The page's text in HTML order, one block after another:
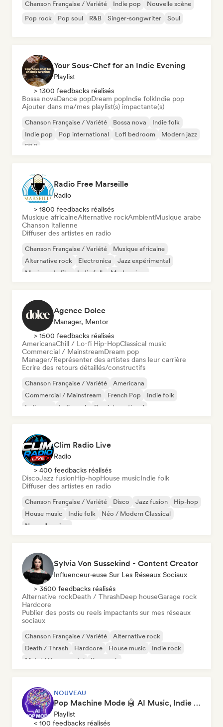
Chanson Française / Variété Indie pop
Nouvelle scène
Pop rock
Pop soul R&B Singer-songwriter Soul
Your Sous-Chef for an Indie Evening
Playlist
> 1300 feedbacks réalisés
Bossa novaDance popDream popIndie folkIndie pop
Ajouter dans ma/mes playlist(s) impactante(s)
Chanson Française / Variété Bossa nova
Indie folk
Indie pop
Pop international Lofi bedroom
Modern jazz
R&B
Radio Free Marseille
Radio
> 1800 feedbacks réalisés
Musique africaineAlternative rockAmbientMusique arabe
Chanson italienne
Diffuser des artistes en radio
Chanson Française / Variété
Musique africaine
Alternative rock
Electronica
Jazz expérimental
Musique de film
Indie folk Modern jazz
Agence Dolce
Manager, Mentor
> 1500 feedbacks réalisés
AmericanaChill / Lo-fi Hip-HopClassical music
Commercial / MainstreamDream pop
Manager/Représenter des artistes dans leur carrière
Ecrire des retours détaillés/constructifs
Chanson Française / Variété
Americana
Commercial / Mainstream
French Pop
Indie folk
Indie pop
Indie rock Pop international
Clim Radio Live
Radio
> 400 feedbacks réalisés
DiscoJazz fusionHip-hopHouse musicIndie folk
Diffuser des artistes en radio
Chanson Française / Variété Disco Jazz fusion
Hip-hop
House music
Indie folk
Néo / Modern Classical
Nouvelle scène
Sylvia Von Sussekind - Content Creator
Influenceur·euse Sur Les Réseaux Sociaux
> 3600 feedbacks réalisés
Alternative rockDeath / ThrashDeep houseGarage rock
Hardcore
Publier des posts ou reels impactants sur mes réseaux
sociaux
Chanson Française / Variété
Alternative rock
Death / Thrash
Hardcore House music
Indie rock
Metal / Heavy metal
Pop punk
NOUVEAU
Pop Machine Mode 🤖 AI Music, Indie Pop & Dream Pop
Playlist
< 100 feedbacks réalisés